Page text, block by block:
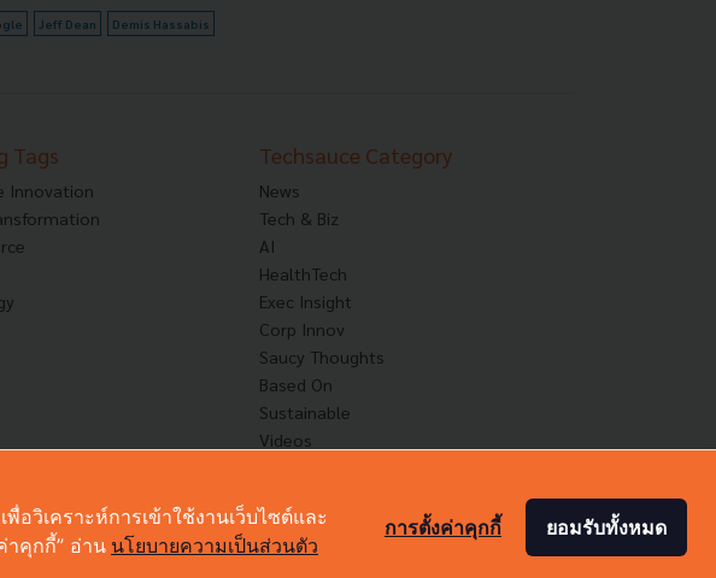
Jeff Dean Demis Hassabis
Tags
Innovation
Techsauce Category
News
Tech & Biz
AI
HealthTech
Exec Insight
Corp Innov
Saucy Thoughts
Based On
Sustainable
Videos
reserved.
วิเคราะห์การเข้าใช้งานเว็บไซต์และ
าคุกกี้” อ่าน นโยบายความเป็นส่วนตัว
ยอมรับทั้งหมด
การตั้งค่าคุกกี้